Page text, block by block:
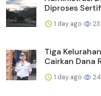
Diproses
1 day ago 23
Tiga
Cairkan Dana
1 day ago 24